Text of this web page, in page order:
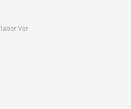
Ver